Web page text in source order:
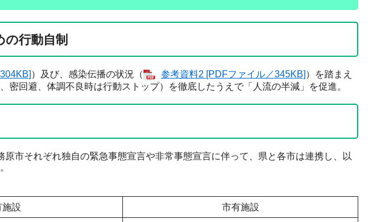
の行動自制
）及び、感染伝播の状況（ 参考資料2 [PDFファイル／345KB] ）を踏まえ
密回避、体調不良時は行動ストップ）を徹底したうえで「人流の半減」を促進。
原市それぞれ独自の緊急事態宣言や非常事態宣言に伴って、県と各市は連携し、以
施設 市有施設